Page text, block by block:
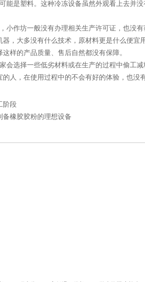
是塑料。这种冷冻设备虽然外观看上去并没
作坊一般没有办理相关生产许可证，也没有
，大多没有什么技术，原材料更是什么便
样的产品质量、售后自然都没有保障。
选择一些低劣材料或在生产的过程中偷工减
人，在使用过程中的不会有好的体验，也没
阶段
橡胶胶粉的理想设备